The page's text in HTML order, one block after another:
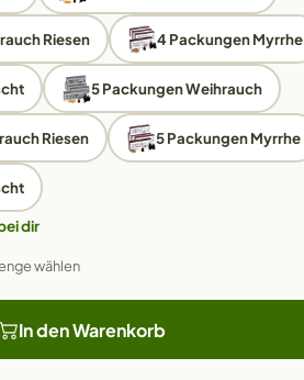
Riesen 4 Packungen Myrrhe
5 Packungen Weihrauch
Riesen 5 Packungen Myrrhe
dir
wählen
In den Warenkorb